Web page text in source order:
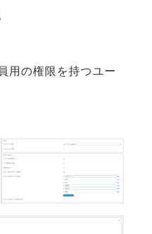
用の権限を持つユー